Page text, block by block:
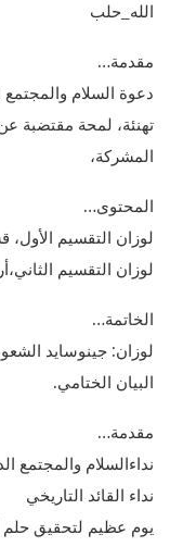
الله_حلب
مقدمة…
دعوة السلام
تهنئة، لمحة مقتضبة
المشركة،
المحتوى…
لوزان التقسيم الأول،
لوزان التقسيم
الخاتمة…
لوزان: جينوسايد
البيان الختامي.
مقدمة…
نداءالسلام والمجتمع
نداء القائد التاريخي
يوم عظيم لتحقيق حلم